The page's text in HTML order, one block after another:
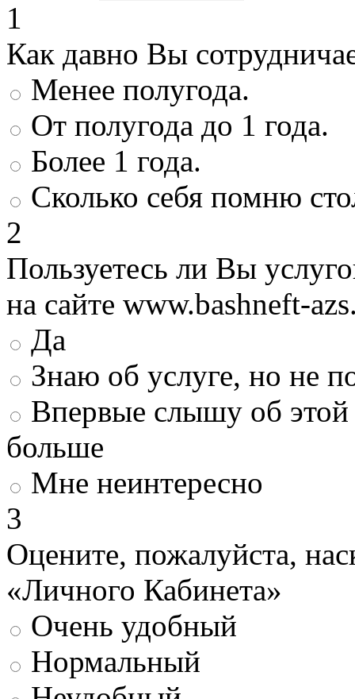
1
Как давно Вы
Менее полугода.
От полугода до 1 года.
Более 1 года.
Сколько себя помню
2
Пользуетесь ли Вы
на сайте www.bashneft-
Да
Знаю об услуге, но не
Впервые слышу об этой
больше
Мне неинтересно
3
Оцените, пожалуйста,
«Личного Кабинета»
Очень удобный
Нормальный